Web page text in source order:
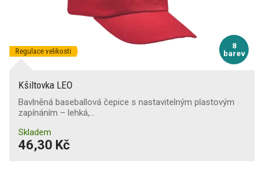
8
barev
Regulace velikosti
Kšiltovka LEO
Bavlněná baseballová čepice s nastavitelným plastovým
zapínáním – lehká,…
Skladem
46,30 Kč